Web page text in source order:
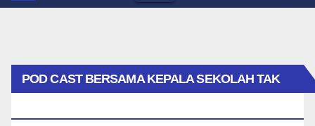
POD CAST BERSAMA KEPALA SEKOLAH TAK